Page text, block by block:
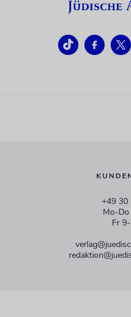
+49 30
Mo-
Fr